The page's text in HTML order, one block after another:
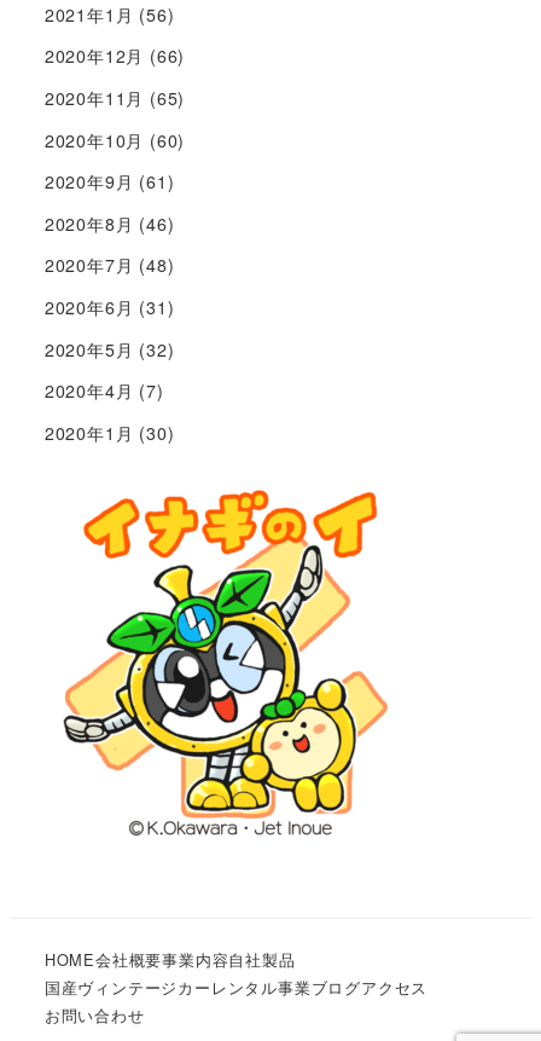
2021年1月 (56)
2020年12月 (66)
2020年11月 (65)
2020年10月 (60)
2020年9月 (61)
2020年8月 (46)
2020年7月 (48)
2020年6月 (31)
2020年5月 (32)
2020年4月 (7)
2020年1月 (30)
HOME会社概要事業内容自社製品
国産ヴィンテージカーレンタル事業ブログアクセス
お問い合わせ